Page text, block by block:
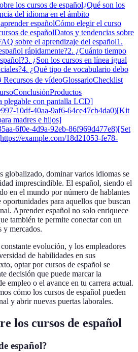
los cursos de español¿Qué son los
del idioma en el ámbito
españolCómo elegir el curso
de españolDatos y tendencias sobre
sobre el aprendizaje del español1.
rápidamente?2. ¿Cuánto tiempo
3. ¿Son los cursos en línea igual
4. ¿Qué tipo de vocabulario debo
Recursos de vídeoGlossarioChecklist
ConclusiónProductos
plegable con pantalla LCD]
10df-40aa-9af6-64ce47cb4da0)[Kit
madres e hijos]
6f0e-4d9a-92eb-86f969d477e8)[Set
example.com/18d21053-fe78-
globalizado, dominar varios idiomas se
imprescindible. El español, siendo el
en el mundo por número de hablantes
para aquellos que buscan
Aprender español no solo enriquece
también te permite conectar con un
y mercados.
evolución, y los empleadores
de habilidades en sus
optar por cursos de español se
decisión que puede marcar la
empleo o el avance en tu carrera actual.
cómo los cursos de español pueden
y abrir nuevas puertas laborales.
los cursos de español
español?